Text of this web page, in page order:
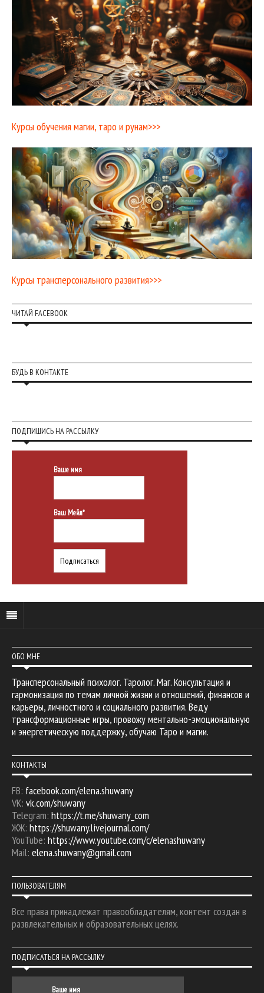
Курсы обучения магии, таро и рунам>>>
Курсы трансперсонального развития>>>
ЧИТАЙ FACEBOOK
БУДЬ В КОНТАКТЕ
ПОДПИШИСЬ НА РАССЫЛКУ
Ваше имя
Ваш Мейл*
ОБО МНЕ
Трансперсональный психолог. Таролог. Маг. Консультация и
гармонизация по темам личной жизни и отношений, финансов и
карьеры, личностного и социального развития. Веду
трансформационные игры, провожу ментально-эмоциональную
и энергетическую поддержку, обучаю Таро и магии.
КОНТАКТЫ
FB: facebook.com/elena.shuwany
VK: vk.com/shuwany
Telegram: https://t.me/shuwany_com
ЖЖ: https://shuwany.livejournal.com/
YouTube: https://www.youtube.com/c/elenashuwany
Mail: elena.shuwany@gmail.com
ПОЛЬЗОВАТЕЛЯМ
Все права принадлежат правообладателям, контент создан в
развлекательных и образовательных целях.
ПОДПИСАТЬСЯ НА РАССЫЛКУ
Ваше имя